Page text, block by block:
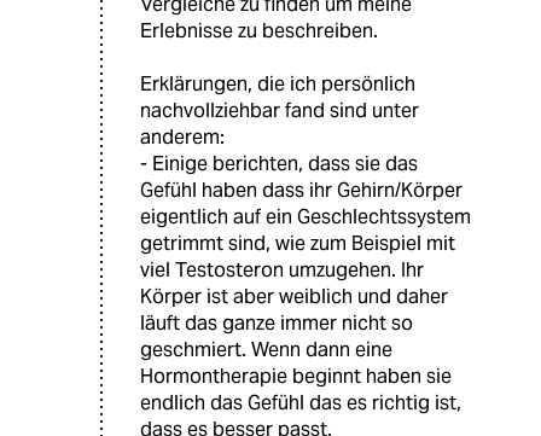
Erlebnisse zu beschreiben.
Erklärungen, die ich persönlich
nachvollziehbar fand sind unter
anderem:
- Einige berichten, dass sie das
Gefühl haben dass ihr Gehirn/Körper
eigentlich auf ein Geschlechtssystem
getrimmt sind, wie zum Beispiel mit
viel Testosteron umzugehen. Ihr
Körper ist aber weiblich und daher
läuft das ganze immer nicht so
geschmiert. Wenn dann eine
Hormontherapie beginnt haben sie
endlich das Gefühl das es richtig ist,
dass es besser passt.